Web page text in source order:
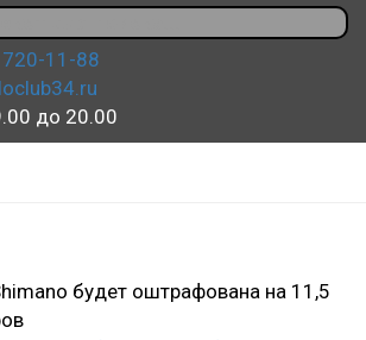
11-88
до 20.00
будет оштрафована на 11,5